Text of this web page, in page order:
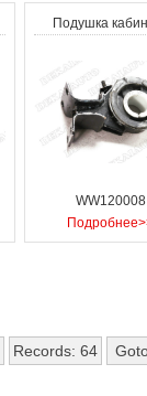
Подушка
WW120008
Records: 64